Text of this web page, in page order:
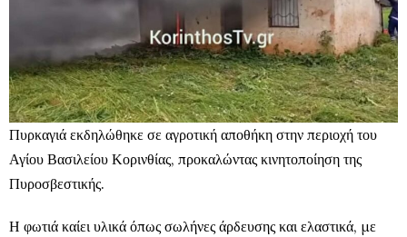
Πυρκαγιά εκδηλώθηκε σε αγροτική αποθήκη στην περιοχή του
Αγίου Βασιλείου Κορινθίας, προκαλώντας κινητοποίηση της
Πυροσβεστικής.
Η φωτιά καίει υλικά όπως σωλήνες άρδευσης και ελαστικά, με